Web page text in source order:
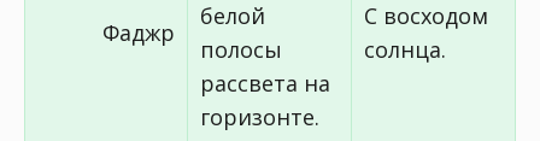
Фаджр
белой
полосы
рассвета на
горизонте.
С восходом
солнца.